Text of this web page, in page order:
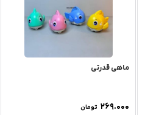
ماهی قدرتی
۲۶۹.۰۰۰ تومان